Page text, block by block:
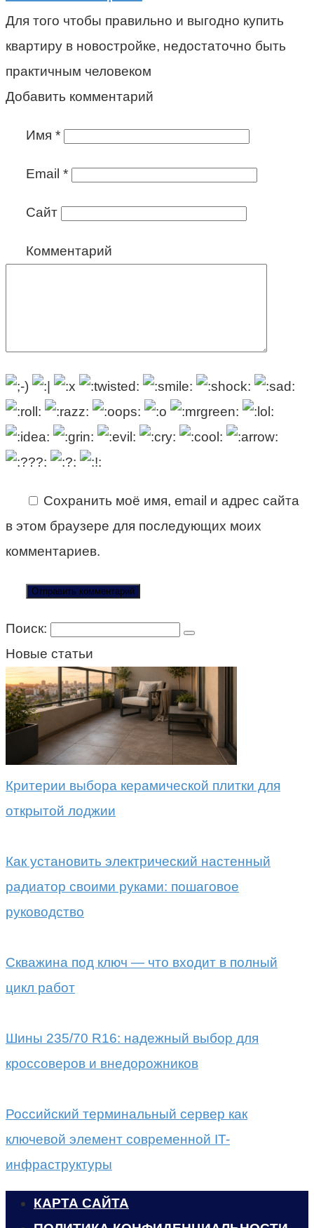
Для того чтобы правильно и выгодно купить
квартиру в новостройке, недостаточно быть
практичным человеком
Добавить комментарий
Имя *
Email *
Сайт
Комментарий
Сохранить моё имя, email и адрес сайта
в этом браузере для последующих моих
комментариев.
Поиск:
Новые статьи
Критерии выбора керамической плитки для
открытой лоджии
Как установить электрический настенный
радиатор своими руками: пошаговое
руководство
Скважина под ключ — что входит в полный
цикл работ
Шины 235/70 R16: надежный выбор для
кроссоверов и внедорожников
Российский терминальный сервер как
ключевой элемент современной IT-
инфраструктуры
КАРТА САЙТА